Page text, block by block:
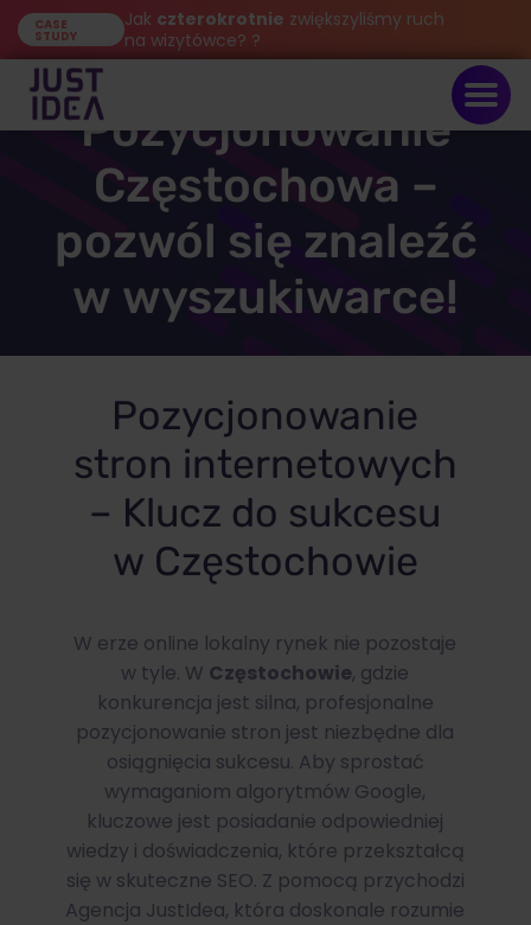
CASE
STUDY
Jak czterokrotnie zwiększyliśmy ruch
na wizytówce? ?
Pozycjonowanie
Częstochowa –
pozwól się znaleźć
w wyszukiwarce!
Pozycjonowanie
stron internetowych
– Klucz do sukcesu
w Częstochowie
W erze online lokalny rynek nie pozostaje
w tyle. W Częstochowie, gdzie
konkurencja jest silna, profesjonalne
pozycjonowanie stron jest niezbędne dla
osiągnięcia sukcesu. Aby sprostać
wymaganiom algorytmów Google,
kluczowe jest posiadanie odpowiedniej
wiedzy i doświadczenia, które przekształcą
się w skuteczne SEO. Z pomocą przychodzi
Agencja JustIdea, która doskonale rozumie